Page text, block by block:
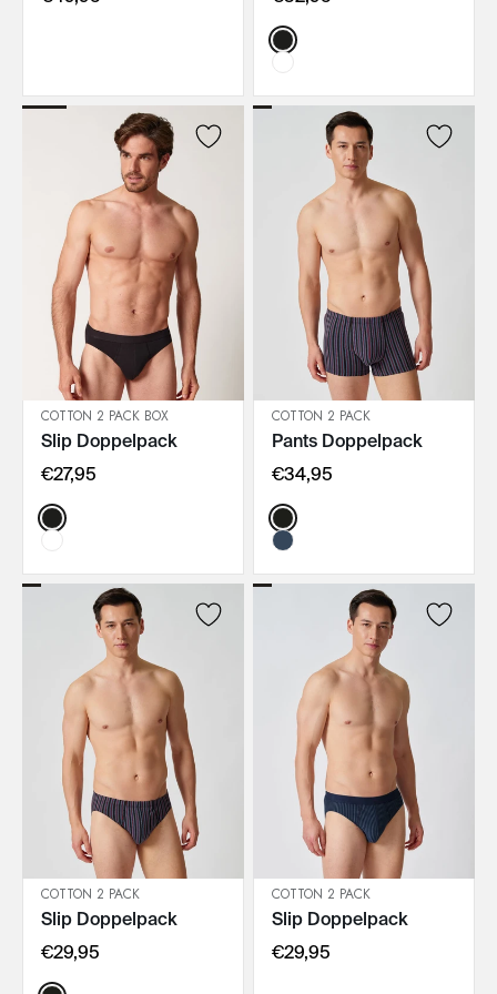
Color:
IN DEN WARENKORB
COTTON 2 PACK BOX
Slip Doppelpack
€27,95
Color:
IN DEN WARENKORB
COTTON 2 PACK
Pants Doppelpack
€34,95
Color:
IN DEN WARENKORB
COTTON 2 PACK
Slip Doppelpack
€29,95
IN DEN WARENKORB
COTTON 2 PACK
Slip Doppelpack
€29,95